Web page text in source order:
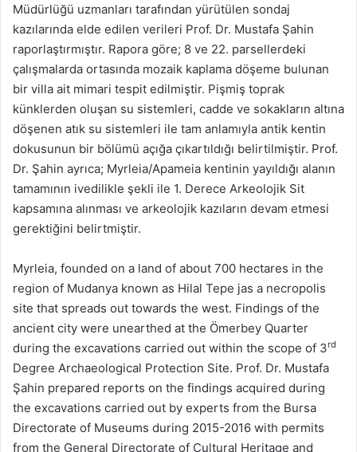
Müdürlüğü uzmanları tarafından yürütülen sondaj
kazılarında elde edilen verileri Prof. Dr. Mustafa Şahin
raporlaştırmıştır. Rapora göre; 8 ve 22. parsellerdeki
çalışmalarda ortasında mozaik kaplama döşeme bulunan
bir villa ait mimari tespit edilmiştir. Pişmiş toprak
künklerden oluşan su sistemleri, cadde ve sokakların altına
döşenen atık su sistemleri ile tam anlamıyla antik kentin
dokusunun bir bölümü açığa çıkartıldığı belirtilmiştir. Prof.
Dr. Şahin ayrıca; Myrleia/Apameia kentinin yayıldığı alanın
tamamının ivedilikle şekli ile 1. Derece Arkeolojik Sit
kapsamına alınması ve arkeolojik kazıların devam etmesi
gerektiğini belirtmiştir.
Myrleia, founded on a land of about 700 hectares in the
region of Mudanya known as Hilal Tepe jas a necropolis
site that spreads out towards the west. Findings of the
ancient city were unearthed at the Ömerbey Quarter
during the excavations carried out within the scope of 3rd
Degree Archaeological Protection Site. Prof. Dr. Mustafa
Şahin prepared reports on the findings acquired during
the excavations carried out by experts from the Bursa
Directorate of Museums during 2015-2016 with permits
from the General Directorate of Cultural Heritage and